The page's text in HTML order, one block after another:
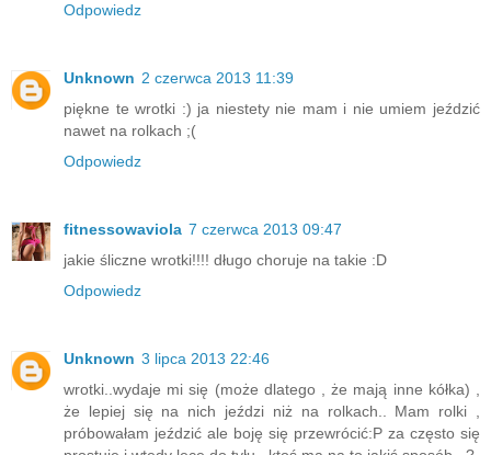
Odpowiedz
Unknown 2 czerwca 2013 11:39
piękne te wrotki :) ja niestety nie mam i nie umiem jeździć
nawet na rolkach ;(
Odpowiedz
fitnessowaviola 7 czerwca 2013 09:47
jakie śliczne wrotki!!!! długo choruje na takie :D
Odpowiedz
Unknown 3 lipca 2013 22:46
wrotki..wydaje mi się (może dlatego , że mają inne kółka) ,
że lepiej się na nich jeździ niż na rolkach.. Mam rolki ,
próbowałam jeździć ale boję się przewrócić:P za często się